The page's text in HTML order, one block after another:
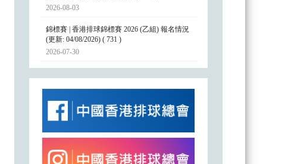
2026-08-03
錦標賽 | 香港排球錦標賽 2026 (乙組) 報名情況
(更新: 04/08/2026) ( 731 )
2026-07-30